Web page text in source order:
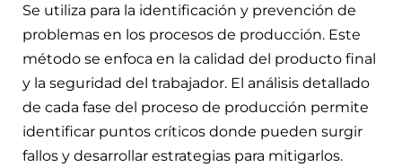
Se utiliza para la identificación y prevención de
problemas en los procesos de producción. Este
método se enfoca en la calidad del producto final
y la seguridad del trabajador. El análisis detallado
de cada fase del proceso de producción permite
identificar puntos críticos donde pueden surgir
fallos y desarrollar estrategias para mitigarlos.